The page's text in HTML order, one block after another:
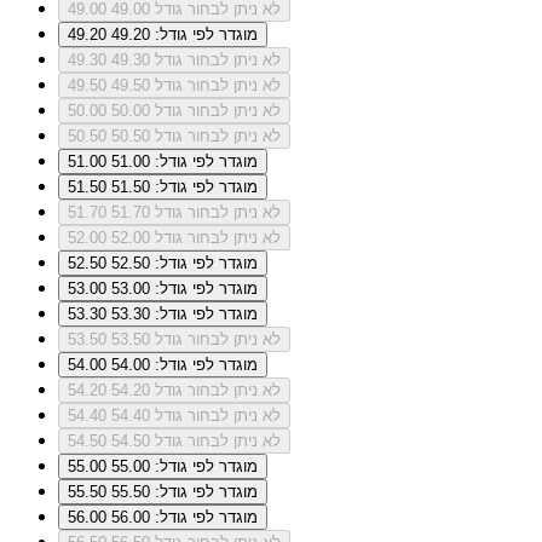
49.00
לא ניתן לבחור גודל 49.00
49.20
מוגדר לפי גודל: 49.20
49.30
לא ניתן לבחור גודל 49.30
49.50
לא ניתן לבחור גודל 49.50
50.00
לא ניתן לבחור גודל 50.00
50.50
לא ניתן לבחור גודל 50.50
51.00
מוגדר לפי גודל: 51.00
51.50
מוגדר לפי גודל: 51.50
51.70
לא ניתן לבחור גודל 51.70
52.00
לא ניתן לבחור גודל 52.00
52.50
מוגדר לפי גודל: 52.50
53.00
מוגדר לפי גודל: 53.00
53.30
מוגדר לפי גודל: 53.30
53.50
לא ניתן לבחור גודל 53.50
54.00
מוגדר לפי גודל: 54.00
54.20
לא ניתן לבחור גודל 54.20
54.40
לא ניתן לבחור גודל 54.40
54.50
לא ניתן לבחור גודל 54.50
55.00
מוגדר לפי גודל: 55.00
55.50
מוגדר לפי גודל: 55.50
56.00
מוגדר לפי גודל: 56.00